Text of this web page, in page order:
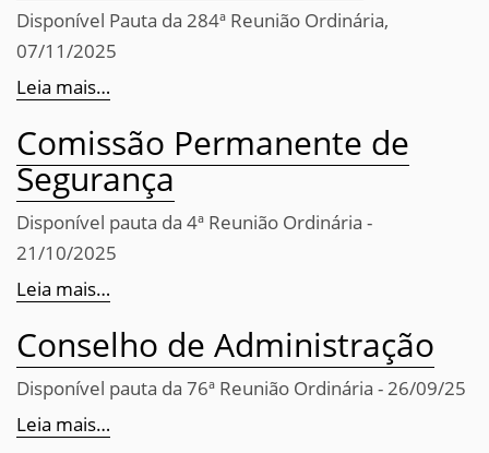
Disponível Pauta da 284ª Reunião Ordinária,
07/11/2025
Leia mais…
Comissão Permanente de
Segurança
Disponível pauta da 4ª Reunião Ordinária -
21/10/2025
Leia mais…
Conselho de Administração
Disponível pauta da 76ª Reunião Ordinária - 26/09/25
Leia mais…